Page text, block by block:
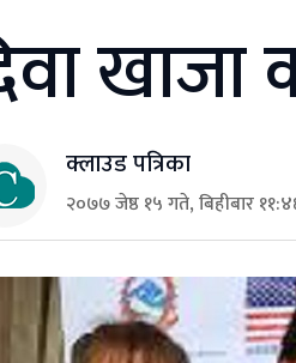
खाजा
क्लाउड पत्रिका
२०७७ जेष्ठ १५ गते, बिहीबार